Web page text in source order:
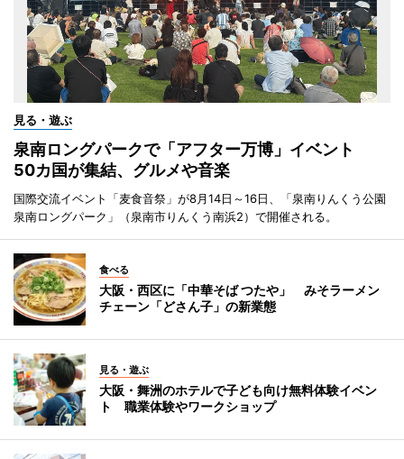
見る・遊ぶ
泉南ロングパークで「アフター万博」イベント
50カ国が集結、グルメや音楽
国際交流イベント「麦食音祭」が8月14日～16日、「泉南りんくう公園
泉南ロングパーク」（泉南市りんくう南浜2）で開催される。
食べる
大阪・西区に「中華そば つたや」 みそラーメン
チェーン「どさん子」の新業態
見る・遊ぶ
大阪・舞洲のホテルで子ども向け無料体験イベン
ト 職業体験やワークショップ